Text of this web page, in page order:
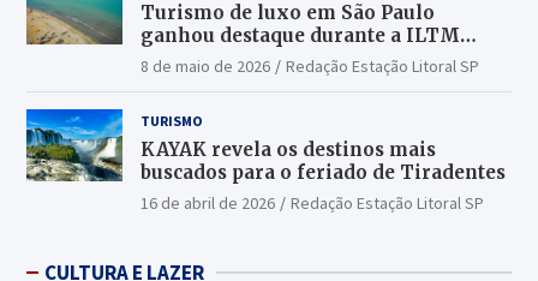
Turismo de luxo em São Paulo
ganhou destaque durante a ILTM
Latin America 2026
8 de maio de 2026 Redação Estação Litoral SP
TURISMO
KAYAK revela os destinos mais
buscados para o feriado de Tiradentes
16 de abril de 2026 Redação Estação Litoral SP
CULTURA E LAZER